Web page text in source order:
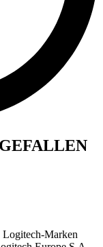
Logitech-Marken